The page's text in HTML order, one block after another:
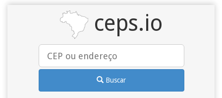
ceps.io
Buscar